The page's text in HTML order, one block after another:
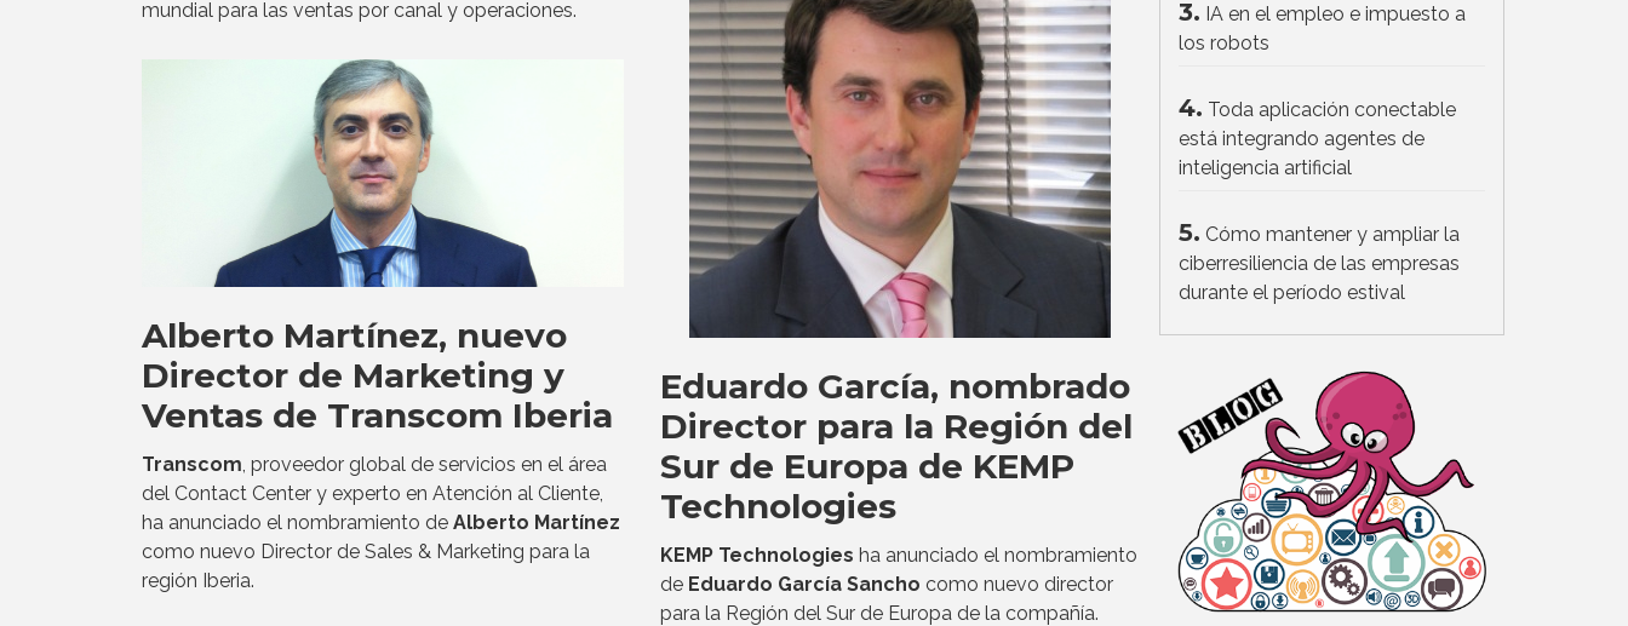
mundial para las ventas por canal y operaciones.
Alberto Martínez, nuevo
Director de Marketing y
Ventas de Transcom Iberia
Transcom , proveedor global de servicios en el área
del Contact Center y experto en Atención al Cliente,
ha anunciado el nombramiento de Alberto Martínez
como nuevo Director de Sales & Marketing para la
región Iberia.
Eduardo García, nombrado
Director para la Región del
Sur de Europa de KEMP
Technologies
KEMP Technologies ha anunciado el nombramiento
de Eduardo García Sancho como nuevo director
para la Región del Sur de Europa de la compañía.
3. IA en el empleo e impuesto a
los robots
4. Toda aplicación conectable
está integrando agentes de
inteligencia artificial
5. Cómo mantener y ampliar la
ciberresiliencia de las empresas
durante el período estival